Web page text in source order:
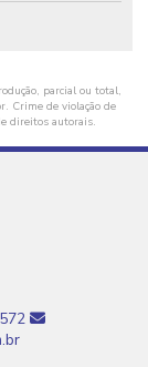
parcial ou total,
Crime de violação de
direitos autorais.